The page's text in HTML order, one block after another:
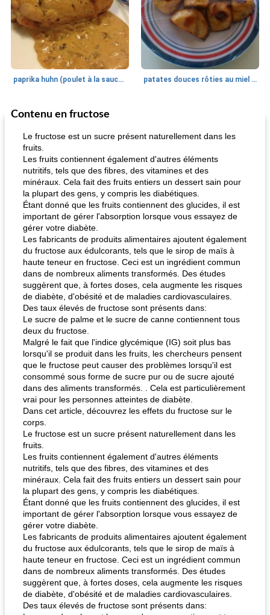
paprika huhn (poulet à la sauce paprika). patates douces rôties au miel / kumara
25
Petit déjeuner et brunch
Contenu en fructose
Le fructose est un sucre présent naturellement dans les
fruits.
Les fruits contiennent également d'autres éléments
nutritifs, tels que des fibres, des vitamines et des
minéraux. Cela fait des fruits entiers un dessert sain pour
la plupart des gens, y compris les diabétiques.
Étant donné que les fruits contiennent des glucides, il est
important de gérer l'absorption lorsque vous essayez de
gérer votre diabète.
Les fabricants de produits alimentaires ajoutent également
du fructose aux édulcorants, tels que le sirop de maïs à
haute teneur en fructose. Ceci est un ingrédient commun
dans de nombreux aliments transformés. Des études
suggèrent que, à fortes doses, cela augmente les risques
de diabète, d'obésité et de maladies cardiovasculaires.
Des taux élevés de fructose sont présents dans:
Le sucre de palme et le sucre de canne contiennent tous
deux du fructose.
Malgré le fait que l'indice glycémique (IG) soit plus bas
lorsqu'il se produit dans les fruits, les chercheurs pensent
que le fructose peut causer des problèmes lorsqu'il est
consommé sous forme de sucre pur ou de sucre ajouté
dans des aliments transformés. . Cela est particulièrement
vrai pour les personnes atteintes de diabète.
Dans cet article, découvrez les effets du fructose sur le
corps.
Le fructose est un sucre présent naturellement dans les
fruits.
Les fruits contiennent également d'autres éléments
nutritifs, tels que des fibres, des vitamines et des
minéraux. Cela fait des fruits entiers un dessert sain pour
la plupart des gens, y compris les diabétiques.
Étant donné que les fruits contiennent des glucides, il est
important de gérer l'absorption lorsque vous essayez de
gérer votre diabète.
Les fabricants de produits alimentaires ajoutent également
du fructose aux édulcorants, tels que le sirop de maïs à
haute teneur en fructose. Ceci est un ingrédient commun
dans de nombreux aliments transformés. Des études
suggèrent que, à fortes doses, cela augmente les risques
de diabète, d'obésité et de maladies cardiovasculaires.
Des taux élevés de fructose sont présents dans: